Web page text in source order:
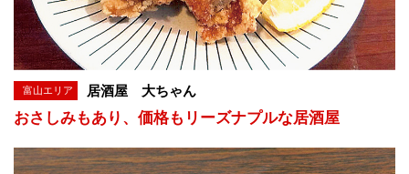
富山エリア 居酒屋 大ちゃん
おさしみもあり、価格もリーズナプルな居酒屋